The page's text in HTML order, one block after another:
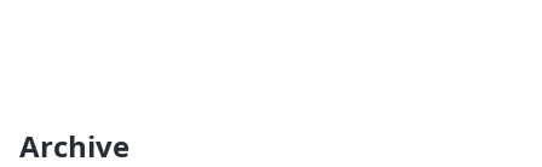
Archive